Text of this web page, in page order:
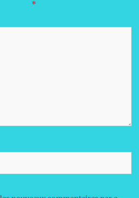
pas publiée.
avec *